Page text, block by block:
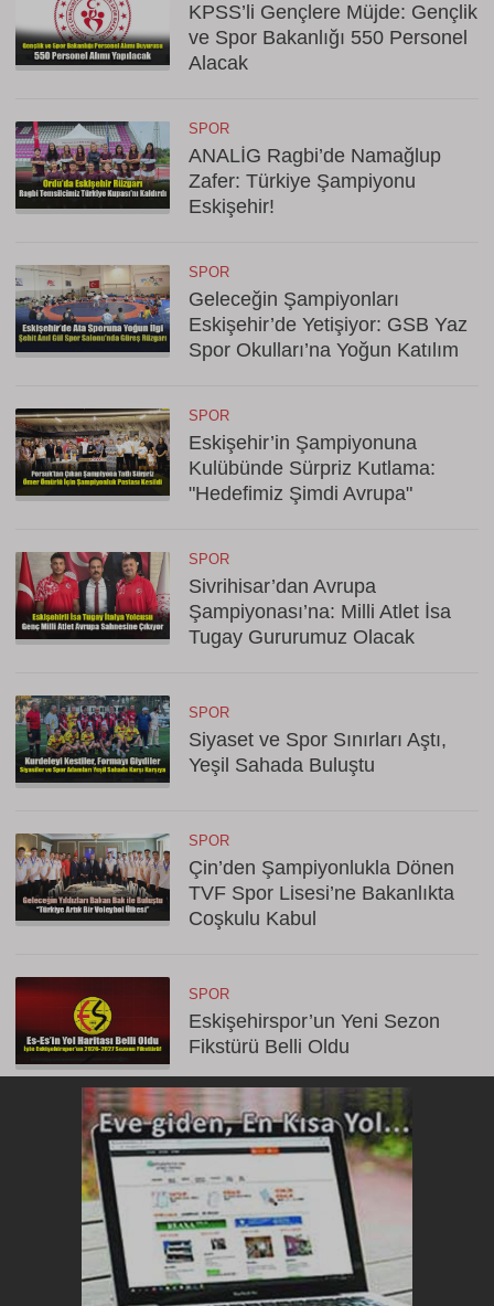
KPSS’li Gençlere Müjde: Gençlik
ve Spor Bakanlığı 550 Personel
Alacak
SPOR
ANALİG Ragbi’de Namağlup
Zafer: Türkiye Şampiyonu
Eskişehir!
SPOR
Geleceğin Şampiyonları
Eskişehir’de Yetişiyor: GSB Yaz
Spor Okulları’na Yoğun Katılım
SPOR
Eskişehir’in Şampiyonuna
Kulübünde Sürpriz Kutlama:
"Hedefimiz Şimdi Avrupa"
SPOR
Sivrihisar’dan Avrupa
Şampiyonası’na: Milli Atlet İsa
Tugay Gururumuz Olacak
SPOR
Siyaset ve Spor Sınırları Aştı,
Yeşil Sahada Buluştu
SPOR
Çin’den Şampiyonlukla Dönen
TVF Spor Lisesi’ne Bakanlıkta
Coşkulu Kabul
SPOR
Eskişehirspor’un Yeni Sezon
Fikstürü Belli Oldu